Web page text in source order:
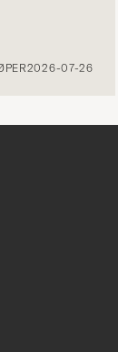
2026-07-26